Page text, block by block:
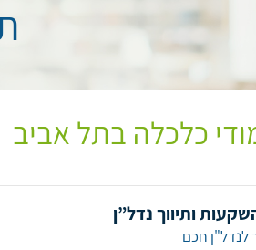
כלכלה בתל אביב
ותיווך נדל”ן
לנדל"ן חכם